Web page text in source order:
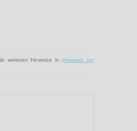
weiteren Hinweise in Hinweise zur